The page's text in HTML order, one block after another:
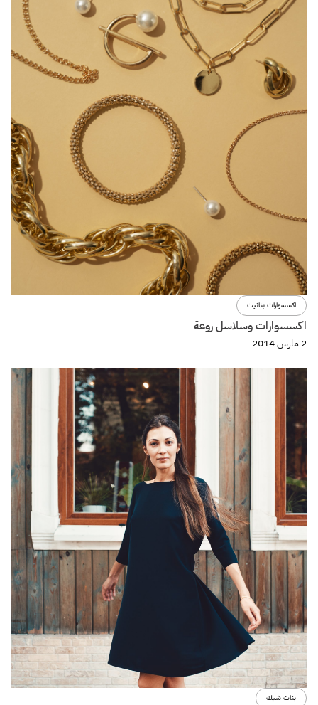
اكسسوارات بنانيت
اكسسوارات وسلاسل روعة
2 مارس 2014
بنات شيك